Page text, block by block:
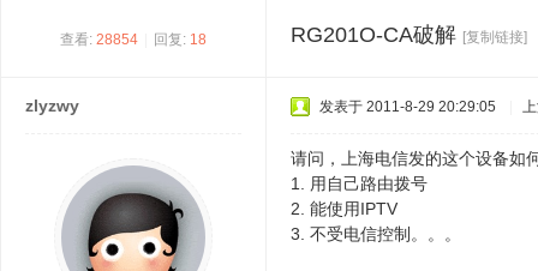
查看: 28854 回复: 18 RG201O-CA破解 [复制链接]
zlyzwy 发表于 2011-8-29 20:29:05
请问，上海电信发的这个设备如
1. 用自己路由拨号
2. 能使用IPTV
3. 不受电信控制。。。